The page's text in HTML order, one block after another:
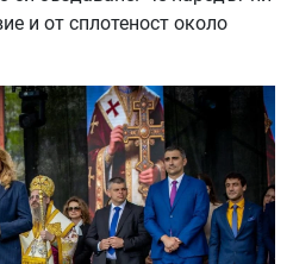
и от сплотеност около